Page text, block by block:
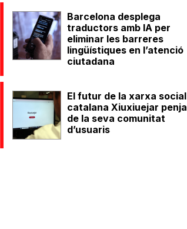
Barcelona desplega
traductors amb IA per
eliminar les barreres
lingüístiques en l’atenció
ciutadana
El futur de la xarxa social
catalana Xiuxiuejar penja
de la seva comunitat
d’usuaris